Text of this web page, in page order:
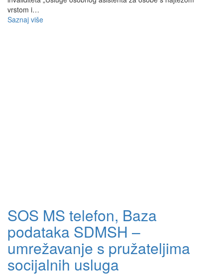
vrstom i…
Saznaj više
SOS MS telefon, Baza
podataka SDMSH –
umrežavanje s pružateljima
socijalnih usluga